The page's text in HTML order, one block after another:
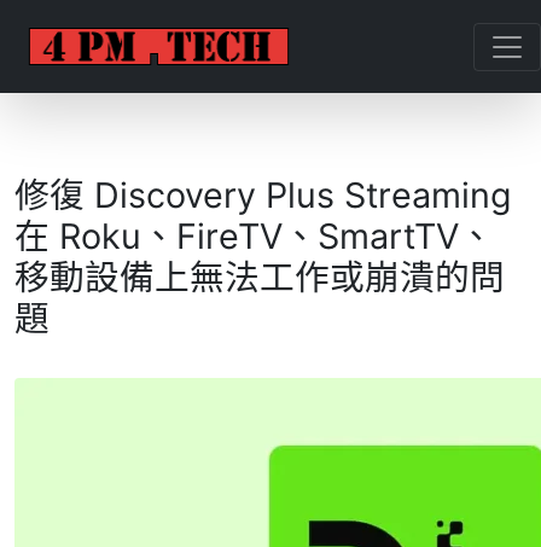
修復 Discovery Plus Streaming
在 Roku、FireTV、SmartTV、
移動設備上無法工作或崩潰的問
題